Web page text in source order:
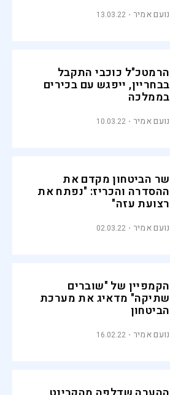
נועם אמיר 13.03.22
הרמטכ"ל כוכבי התקבל
בבחריין, ייפגש עם בכירים
בממלכה
נועם אמיר 10.03.22
שר הביטחון מקדם את
ההסדרה והכריז: "נפתח את
רצועת עזה"
נועם אמיר 02.03.22
הקמפיין של "שוברים
שתיקה" מדאיג את מערכת
הביטחון
נועם אמיר 16.02.22